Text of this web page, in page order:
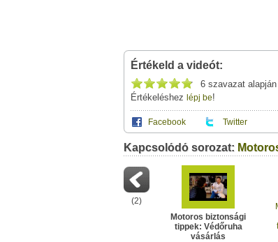
Értékeld a videót:
6 szavazat alapján
Értékeléshez lépj be!
Facebook Twitter
A(z) "Motoros biztonsági tippek:
leveleződet,vagyezt a felületet:
Neved:
E-mail címed:
Címzett e-mail címe:
Ez a videótipp a következő
Ez a videó nem még nem
Ha van egy kis időd,nézz szét
Kapcsolódó sorozat:
(2)
Motoros biztonsági
tippek: Védőruha
vásárlás